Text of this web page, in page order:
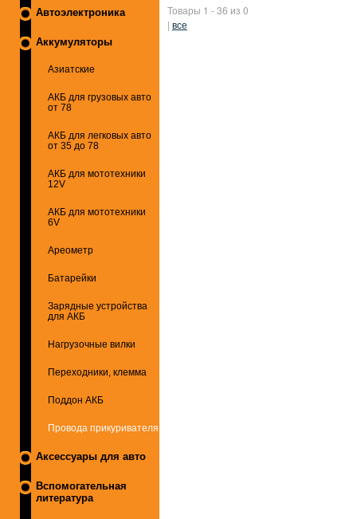
Автоэлектроника
Аккумуляторы
Азиатские
АКБ для грузовых авто
от 78
АКБ для легковых авто
от 35 до 78
АКБ для мототехники
12V
АКБ для мототехники
6V
Ареометр
Батарейки
Зарядные устройства
для АКБ
Нагрузочные вилки
Переходники, клемма
Поддон АКБ
Провода прикуривателя
Аксессуары для авто
Вспомогательная
литература
Товары 1 - 36 из 0
| все